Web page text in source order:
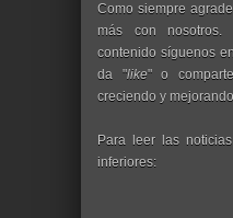
Como siempre
más con
contenido síguenos
da "like" o
creciendo y
Para leer las
inferiores: